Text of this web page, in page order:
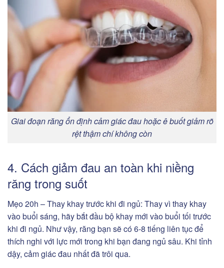
Giai đoạn răng ổn định cảm giác đau hoặc ê buốt giảm rõ
rệt thậm chí không còn
4. Cách giảm đau an toàn khi niềng
răng trong suốt
Mẹo 20h – Thay khay trước khi đi ngủ: Thay vì thay khay
vào buổi sáng, hãy bắt đầu bộ khay mới vào buổi tối trước
khi đi ngủ. Như vậy, răng bạn sẽ có 6-8 tiếng liên tục để
thích nghi với lực mới trong khi bạn đang ngủ sâu. Khi tỉnh
dậy, cảm giác đau nhất đã trôi qua.